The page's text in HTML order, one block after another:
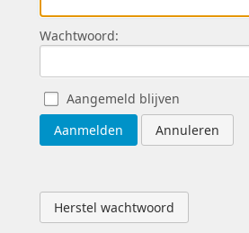
Wachtwoord:
Aangemeld blijven
Aanmelden
Annuleren
Herstel wachtwoord